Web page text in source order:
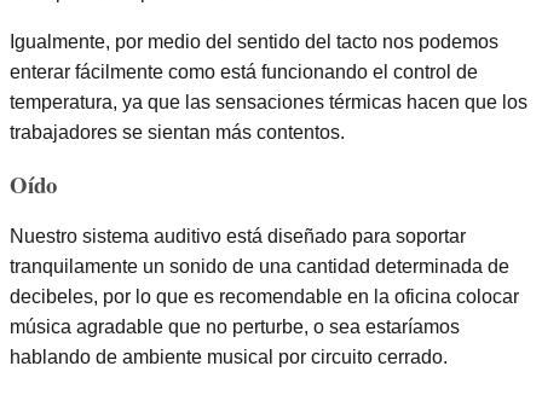
Igualmente, por medio del sentido del tacto nos podemos
enterar fácilmente como está funcionando el control de
temperatura, ya que las sensaciones térmicas hacen que los
trabajadores se sientan más contentos.
Oído
Nuestro sistema auditivo está diseñado para soportar
tranquilamente un sonido de una cantidad determinada de
decibeles, por lo que es recomendable en la oficina colocar
música agradable que no perturbe, o sea estaríamos
hablando de ambiente musical por circuito cerrado.